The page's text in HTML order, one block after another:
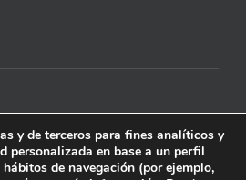
y de terceros para fines analíticos y
personalizada en base a un perfil
de navegación (por ejemplo,